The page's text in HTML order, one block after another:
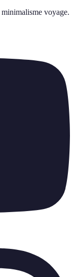
minimalisme voyage.